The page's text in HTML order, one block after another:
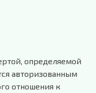
определяемой
авторизованным
отношения к